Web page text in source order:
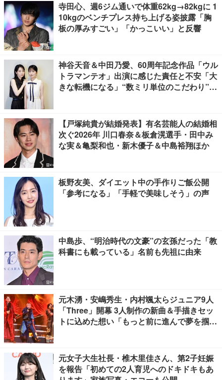
寺田心、週6ジム通いで体重62kg→82kgに 1
10kgのベンチプレス持ち上げる姿披露「胸
板の厚みすごい」「かっこいい」と反響
神谷天音＆中田乃愛、60周年記念作品「ウル
トラマンテオ」出演に感じた責任と不安「大
きな転機になる」“数ミリ単位のこだわり”特
【戸塚純貴が結婚発表】有名芸能人の結婚相
次ぐ2026年 川口春奈＆板倉滉選手・田中み
な実＆亀梨和也・新木優子＆中島裕翔ほか
板野友美、ダイエット中の手作りご飯公開
「参考になる」「手軽で美味しそう」の声
中島歩、“明治時代の文豪”の玄孫だった「教
科書にも載っている」名前も先祖に由来
元木湧・安嶋秀生・内村颯太らジュニア9人
「Three」開幕 3人制作の新曲＆手描きセッ
トに込めた想い「もっと前に進んで夢を掴み
元女子大生社長・椎木里佳さん、第2子妊娠
を報告「初めての2人育児へのドキドキもあ